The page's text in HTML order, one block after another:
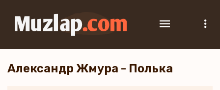
Александр Жмура - Полька